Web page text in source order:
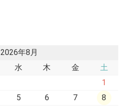
2026年8月
水 木 金
土
1
5 6 7
8